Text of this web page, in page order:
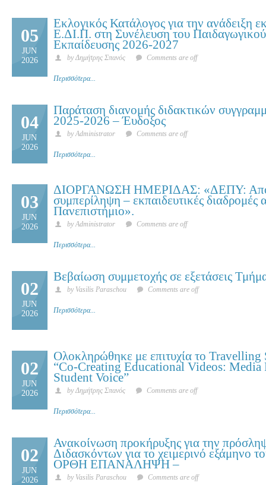
05
JUN
2026
Εκλογικός Κατάλογος για την ανάδειξη
Ε.ΔΙ.Π. στη Συνέλευση του
Εκπαίδευσης 2026-2027
by Δημήτρης Σπανός Comments are off
Περισσότερα...
04
JUN
2026
Παράταση διανομής διδακτικών
2025-2026 – Έυδοξος
by Administrator Comments are off
Περισσότερα...
03
JUN
2026
ΔΙΟΡΓΑΝΩΣΗ ΗΜΕΡΙΔΑΣ: «ΔΕΠΥ: Από
συμπερίληψη – εκπαιδευτικές διαδρομές
Πανεπιστήμιο».
by Administrator Comments are off
Περισσότερα...
02
JUN
2026
Βεβαίωση συμμετοχής σε εξετάσεις
by Vasilis Paraschou Comments are off
Περισσότερα...
02
JUN
2026
Ολοκληρώθηκε με επιτυχία το
“Co-Creating Educational Videos: Media
Student Voice”
by Δημήτρης Σπανός Comments are off
Περισσότερα...
02
JUN
2026
Ανακοίνωση προκήρυξης για την
Διδασκόντων για το χειμερινό εξάμηνο
ΟΡΘΗ ΕΠΑΝΑΛΗΨΗ –
by Vasilis Paraschou Comments are off